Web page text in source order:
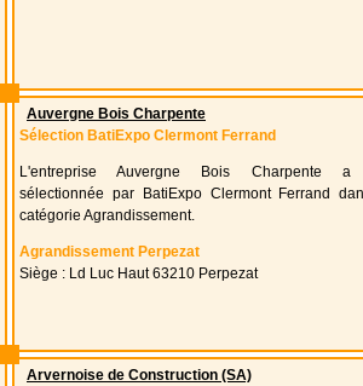
Auvergne Bois Charpente
Sélection BatiExpo Clermont Ferrand
L'entreprise Auvergne Bois Charpente a
sélectionnée par BatiExpo Clermont Ferrand
catégorie Agrandissement.
Agrandissement Perpezat
Siège : Ld Luc Haut 63210 Perpezat
Arvernoise de Construction (SA)